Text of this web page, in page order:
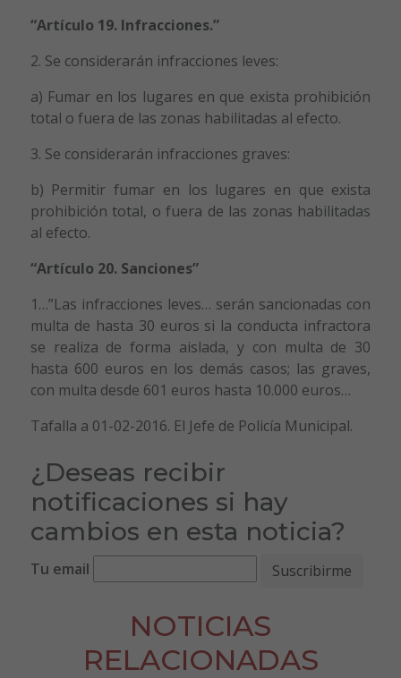
“Artículo 19. Infracciones.”
2. Se considerarán infracciones leves:
a) Fumar en los lugares en que exista prohibición
total o fuera de las zonas habilitadas al efecto.
3. Se considerarán infracciones graves:
b) Permitir fumar en los lugares en que exista
prohibición total, o fuera de las zonas habilitadas
al efecto.
“Artículo 20. Sanciones”
1…”Las infracciones leves… serán sancionadas con
multa de hasta 30 euros si la conducta infractora
se realiza de forma aislada, y con multa de 30
hasta 600 euros en los demás casos; las graves,
con multa desde 601 euros hasta 10.000 euros…
Tafalla a 01-02-2016. El Jefe de Policía Municipal.
¿Deseas recibir
notificaciones si hay
cambios en esta noticia?
Tu email
NOTICIAS
RELACIONADAS